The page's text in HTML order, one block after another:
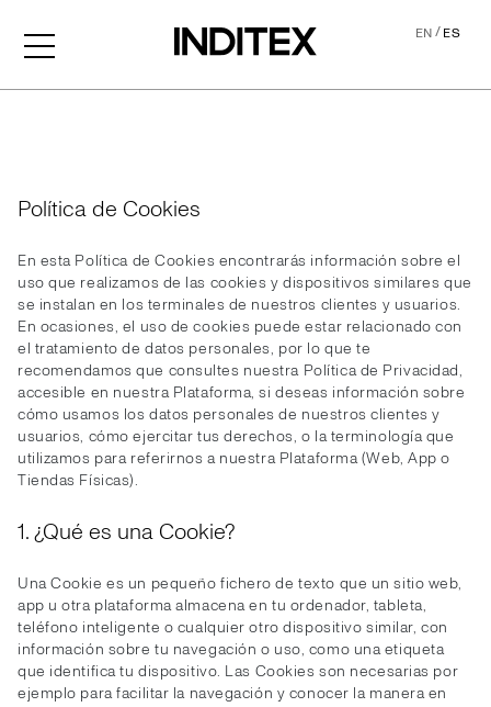
EN/ES
Política de Cookies
En esta Política de Cookies encontrarás información sobre el
uso que realizamos de las cookies y dispositivos similares que
se instalan en los terminales de nuestros clientes y usuarios.
En ocasiones, el uso de cookies puede estar relacionado con
el tratamiento de datos personales, por lo que te
recomendamos que consultes nuestra Política de Privacidad,
accesible en nuestra Plataforma, si deseas información sobre
cómo usamos los datos personales de nuestros clientes y
usuarios, cómo ejercitar tus derechos, o la terminología que
utilizamos para referirnos a nuestra Plataforma (Web, App o
Tiendas Físicas).
1. ¿Qué es una Cookie?
Una Cookie es un pequeño fichero de texto que un sitio web,
app u otra plataforma almacena en tu ordenador, tableta,
teléfono inteligente o cualquier otro dispositivo similar, con
información sobre tu navegación o uso, como una etiqueta
que identifica tu dispositivo. Las Cookies son necesarias por
ejemplo para facilitar la navegación y conocer la manera en